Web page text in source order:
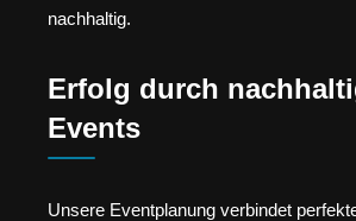
nachhaltig.
Erfolg durch
Events
Unsere Eventplanung verbindet